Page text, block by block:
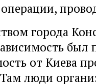
операции,
города
от Киева
люди